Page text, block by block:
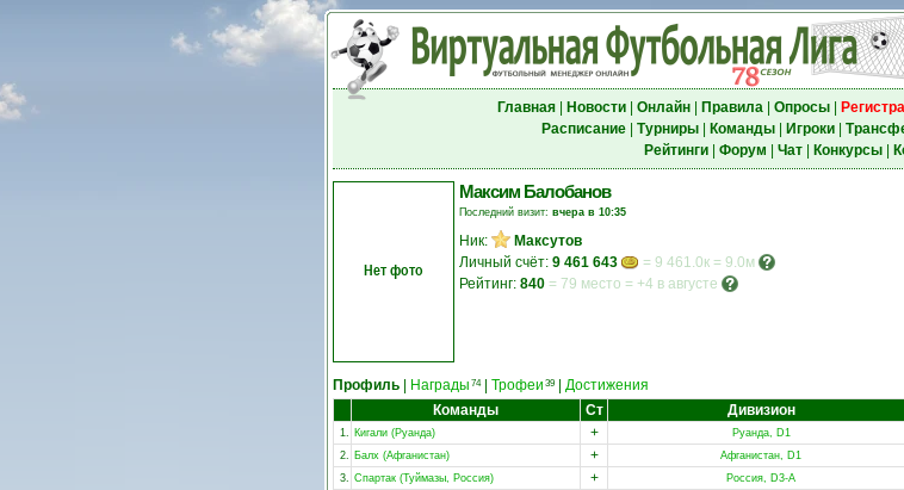
Главная| Новости| Онлайн| Правила| Опросы|
Расписание| Турниры| Команды| Игроки|
Рейтинги| Форум Чат| Конкурсы|
Нет фото
Максим Балобанов
Последний визит: вчера в 10:35
Ник:
Максутов
Личный счёт: 9 461 643
= 9 461.0к = 9.0м
Рейтинг: 840 = 79 место = +4 в августе
Профиль Награды 74| Трофеи 39
Достижения
Команды
Ст Дивизион
1. Кигали (Руанда) + Руанда, D1
2. Балх (Афганистан) + Афганистан, D1
3. Спартак (Туймазы, Россия) + Россия, D3-A